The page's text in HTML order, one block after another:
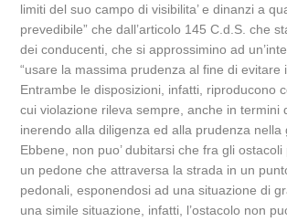
limiti del suo campo di visibilita’ e dinanzi a
prevedibile” che dall’articolo 145 C.d.S. che
dei conducenti, che si approssimino ad
“usare la massima prudenza al fine di evitare
Entrambe le disposizioni, infatti, riproducono
cui violazione rileva sempre, anche in termini
inerendo alla diligenza ed alla prudenza nella
Ebbene, non puo’ dubitarsi che fra gli
un pedone che attraversa la strada in un
pedonali, esponendosi ad una situazione di
una simile situazione, infatti, l’ostacolo non